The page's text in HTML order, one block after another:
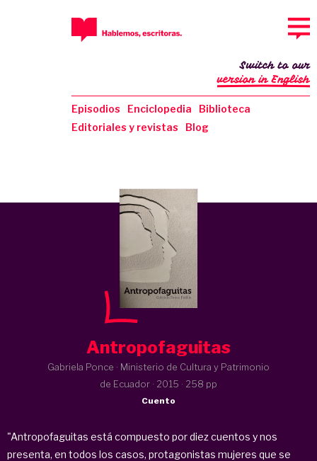
Episodios Enciclopedia
Biblioteca
Editoriales y revistas
Blog
Switch to our
version in English
Antropofaguitas
Gabriela Ponce · Ministerio de Cultura y Patrimonio
de Ecuador · 2015 · 258 pp
Cuento
"Antropofaguitas está compuesto por diez cuentos y nos
presenta, en todos los casos, protagonistas mujeres que se